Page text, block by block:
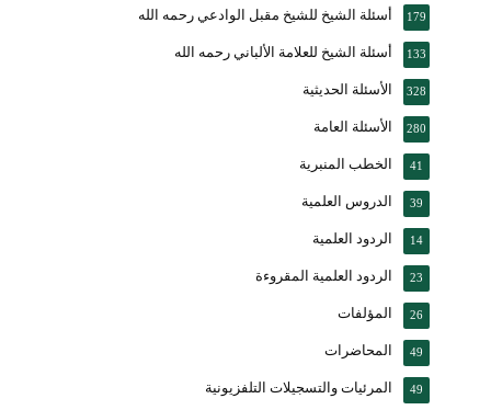
أسئلة الشيخ للشيخ مقبل الوادعي رحمه الله 179
أسئلة الشيخ للعلامة الألباني رحمه الله 133
الأسئلة الحديثية 328
الأسئلة العامة 280
الخطب المنبرية 41
الدروس العلمية 39
الردود العلمية 14
الردود العلمية المقروءة 23
المؤلفات 26
المحاضرات 49
المرئيات والتسجيلات التلفزيونية 49